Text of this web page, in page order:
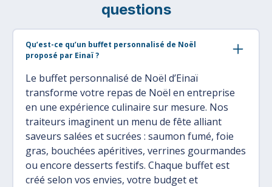
questions
Qu’est-ce qu’un buffet personnalisé de Noël
proposé par Einaï ?
Le buffet personnalisé de Noël d’Einaï
transforme votre repas de Noël en entreprise
en une expérience culinaire sur mesure. Nos
traiteurs imaginent un menu de fête alliant
saveurs salées et sucrées : saumon fumé, foie
gras, bouchées apéritives, verrines gourmandes
ou encore desserts festifs. Chaque buffet est
créé selon vos envies, votre budget et